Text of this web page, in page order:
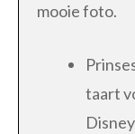
mooie foto.
taart